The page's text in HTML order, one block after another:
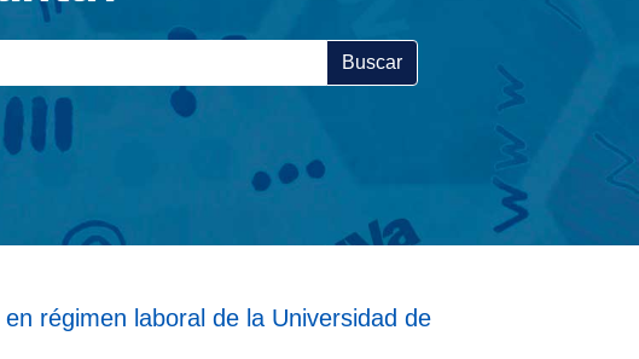
Buscar
régimen laboral de la Universidad de